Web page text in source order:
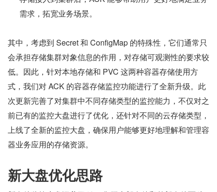
需求，拓宽业务场景。
其中，考虑到 Secret 和 ConfigMap 的特殊性，它们通常只
会承担存储集群对象信息的作用，对存储可观测性的要求较
低。因此，针对本地存储和 PVC 这两种容器存储使用方
式，我们对 ACK 的容器存储监控功能进行了全新升级。此
次更新完善了对集群中不同存储类型的监控能力，不仅对之
前已有的监控大盘进行了优化，还针对不同的云存储类型，
上线了全新的监控大盘，确保用户能够更好地理解和管理容
器业务应用的存储资源。
新大盘优化思路